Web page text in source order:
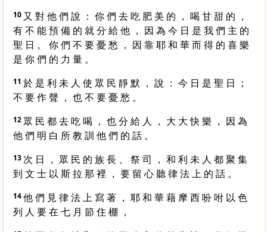
10 又 對 他 們 說 ： 你 們 去 吃 肥 美 的 ， 喝 甘 甜 的 ，
有 不 能 預 備 的 就 分 給 他 ， 因 為 今 日 是 我 們 主 的
聖 日 。 你 們 不 要 憂 愁 ， 因 靠 耶 和 華 而 得 的 喜 樂
是 你 們 的 力 量 。
11 於 是 利 未 人 使 眾 民 靜 默 ， 說 ： 今 日 是 聖 日 ；
不 要 作 聲 ， 也 不 要 憂 愁 。
12 眾 民 都 去 吃 喝 ， 也 分 給 人 ， 大 大 快 樂 ， 因 為
他 們 明 白 所 教 訓 他 們 的 話 。
13 次 日 ， 眾 民 的 族 長 、 祭 司 ， 和 利 未 人 都 聚 集
到 文 士 以 斯 拉 那 裡 ， 要 留 心 聽 律 法 上 的 話 。
14他 們 見 律 法 上 寫 著 ， 耶 和 華 藉 摩 西 吩 咐 以 色
列 人 要 在 七 月 節 住 棚 ，